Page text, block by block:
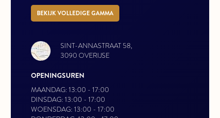
BEKIJK VOLLEDIGE GAMMA
SINT-ANNASTRAAT 58,
3090 OVERIJSE
OPENINGSUREN
MAANDAG: 13:00 - 17:00
DINSDAG: 13:00 - 17:00
WOENSDAG: 13:00 - 17:00